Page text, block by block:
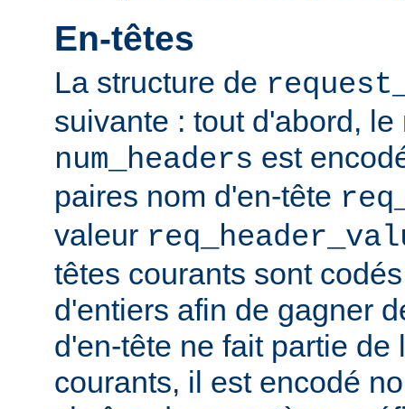
En-têtes
La structure de
suivante : tout d'abord,
num_headers est
paires nom d'en-tête
valeur
têtes courants sont
d'entiers afin de gagner
d'en-tête ne fait partie de
courants, il est encodé